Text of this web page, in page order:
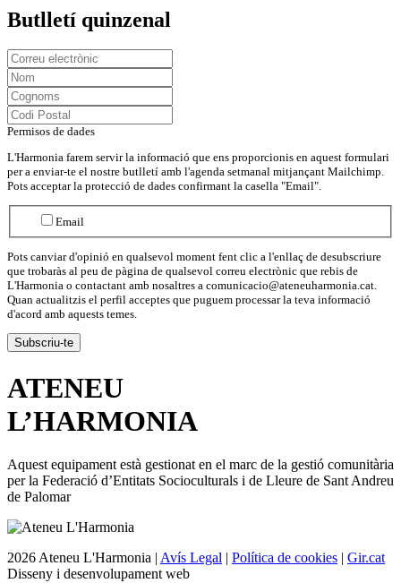
Butlletí quinzenal
Permisos de dades
L'Harmonia farem servir la informació que ens proporcionis en aquest formulari
per a enviar-te el nostre butlletí amb l'agenda setmanal mitjançant Mailchimp.
Pots acceptar la protecció de dades confirmant la casella "Email".
Email
Pots canviar d'opinió en qualsevol moment fent clic a l'enllaç de desubscriure
que trobaràs al peu de pàgina de qualsevol correu electrònic que rebis de
L'Harmonia o contactant amb nosaltres a comunicacio@ateneuharmonia.cat.
Quan actualitzis el perfil acceptes que puguem processar la teva informació
d'acord amb aquests temes.
ATENEU
L’HARMONIA
Aquest equipament està gestionat en el marc de la gestió comunitària
per la Federació d’Entitats Socioculturals i de Lleure de Sant Andreu
de Palomar
2026 Ateneu L'Harmonia | Avís Legal | Política de cookies | Gir.cat
Disseny i desenvolupament web